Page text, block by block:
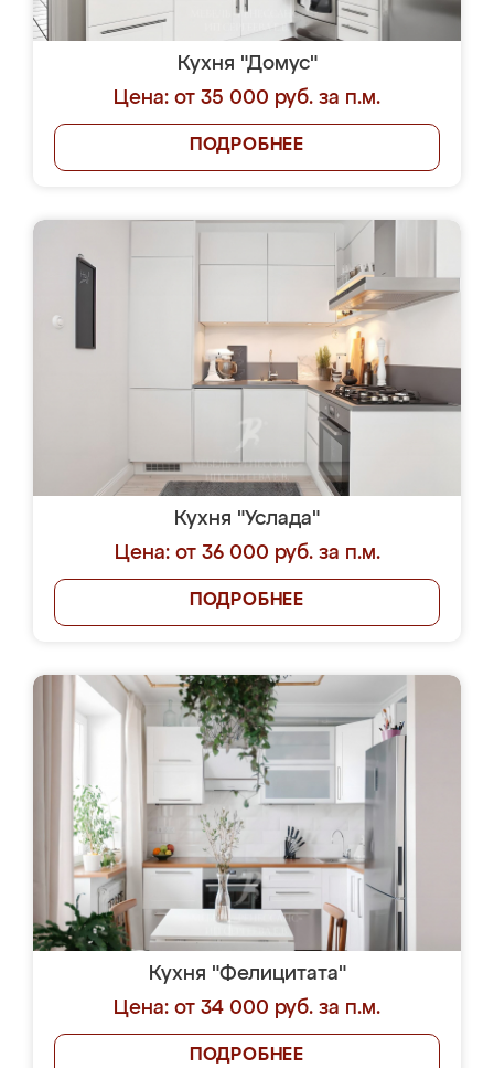
Кухня "Домус"
Цена: от 35 000 руб. за п.м.
ПОДРОБНЕЕ
Кухня "Услада"
Цена: от 36 000 руб. за п.м.
ПОДРОБНЕЕ
Кухня "Фелицитата"
Цена: от 34 000 руб. за п.м.
ПОДРОБНЕЕ